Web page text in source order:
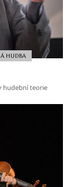
HUDBA
hudební teorie